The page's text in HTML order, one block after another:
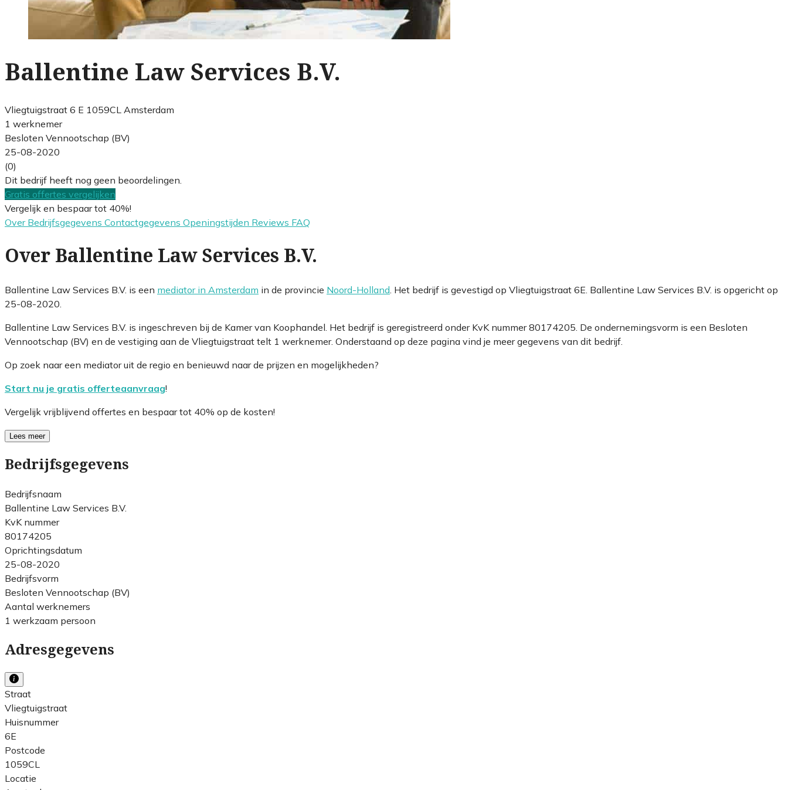
Ballentine Law Services B.V.
Vliegtuigstraat 6 E 1059CL Amsterdam
1 werknemer
Besloten Vennootschap (BV)
25-08-2020
(0)
Dit bedrijf heeft nog geen beoordelingen.
Gratis offertes vergelijken
Vergelijk en bespaar tot 40%!
Over Bedrijfsgegevens Contactgegevens Openingstijden Reviews FAQ
Over Ballentine Law Services B.V.
Ballentine Law Services B.V. is een mediator in Amsterdam in de provincie Noord-Holland . Het bedrijf is gevestigd op Vliegtuigstraat 6E. Ballentine Law Services B.V. is opgericht op
25-08-2020.
Ballentine Law Services B.V. is ingeschreven bij de Kamer van Koophandel. Het bedrijf is geregistreerd onder KvK nummer 80174205. De ondernemingsvorm is een Besloten
Vennootschap (BV) en de vestiging aan de Vliegtuigstraat telt 1 werknemer. Onderstaand op deze pagina vind je meer gegevens van dit bedrijf.
Op zoek naar een mediator uit de regio en benieuwd naar de prijzen en mogelijkheden?
Start nu je gratis offerteaanvraag!
Vergelijk vrijblijvend offertes en bespaar tot 40% op de kosten!
Lees meer
Bedrijfsgegevens
Bedrijfsnaam
Ballentine Law Services B.V.
KvK nummer
80174205
Oprichtingsdatum
25-08-2020
Bedrijfsvorm
Besloten Vennootschap (BV)
Aantal werknemers
1 werkzaam persoon
Adresgegevens
Straat
Vliegtuigstraat
Huisnummer
6E
Postcode
1059CL
Locatie